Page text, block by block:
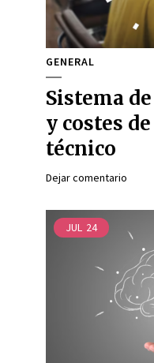
GENERAL
Sistema
y costes
técnico
Dejar comentario
JUL 24